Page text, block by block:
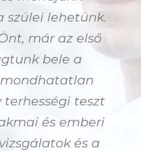
szülei lehetünk.
már az első
bele a
teszt
és emberi
és a